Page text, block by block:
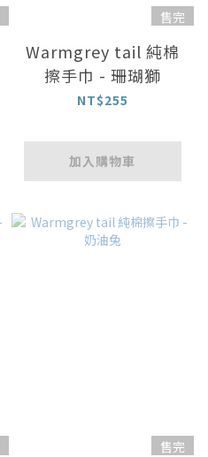
售完
Warmgrey tail 純棉
擦手巾 - 珊瑚獅
NT$255
加入購物車
售完